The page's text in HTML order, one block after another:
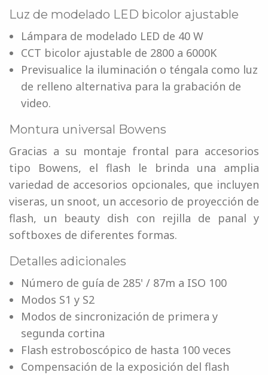
Luz de modelado LED bicolor ajustable
Lámpara de modelado LED de 40 W
CCT bicolor ajustable de 2800 a 6000K
Previsualice la iluminación o téngala como luz
de relleno alternativa para la grabación de
video.
Montura universal Bowens
Gracias a su montaje frontal para accesorios
tipo Bowens, el flash le brinda una amplia
variedad de accesorios opcionales, que incluyen
viseras, un snoot, un accesorio de proyección de
flash, un beauty dish con rejilla de panal y
softboxes de diferentes formas.
Detalles adicionales
Número de guía de 285' / 87m a ISO 100
Modos S1 y S2
Modos de sincronización de primera y
segunda cortina
Flash estroboscópico de hasta 100 veces
Compensación de la exposición del flash